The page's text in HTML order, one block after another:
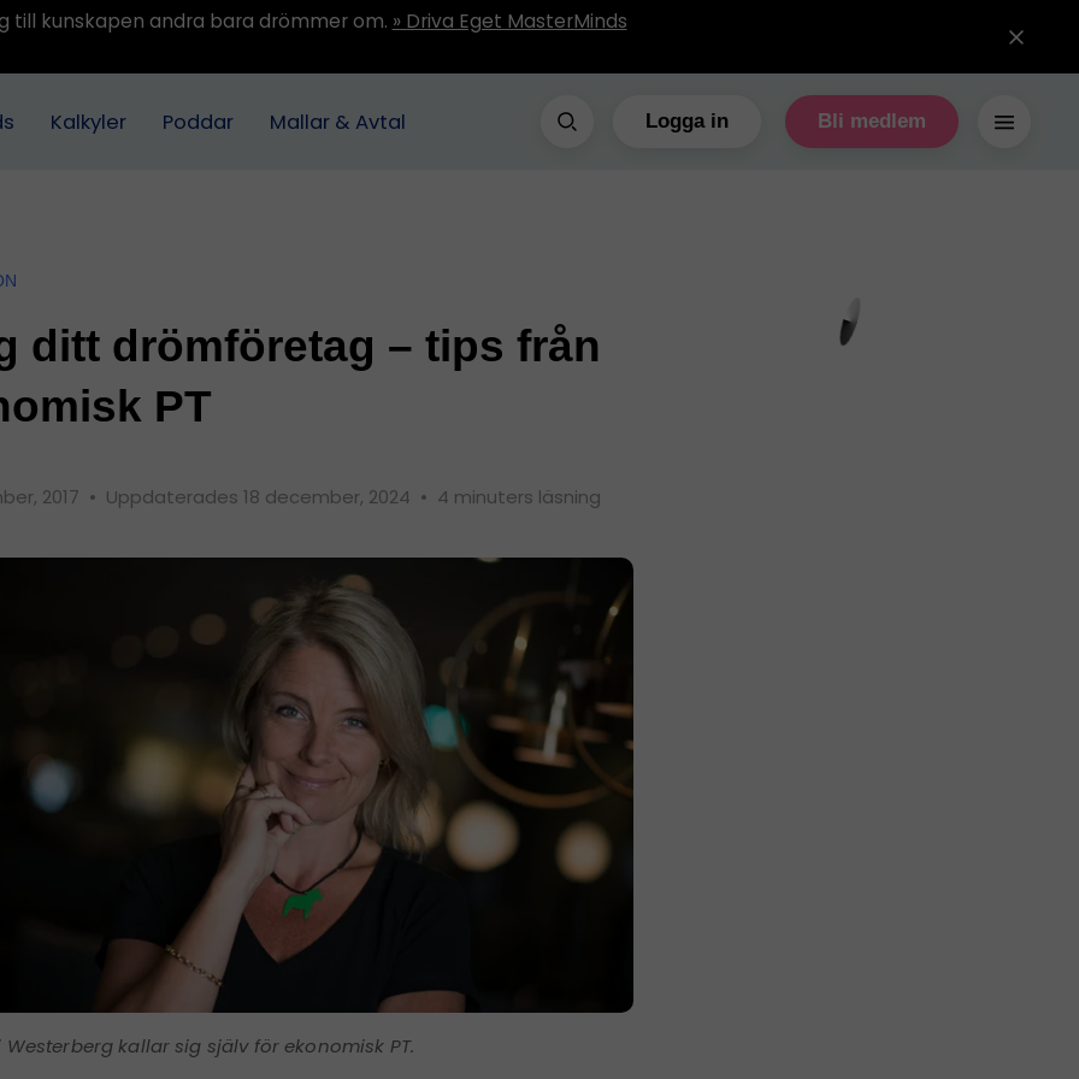
till kunskapen andra bara drömmer om. » Driva Eget MasterMinds
Kalkyler Poddar Mallar & Avtal Logga in Bli medlem
ditt drömföretag – tips från
PT
2017 • Uppdaterades 18 december, 2024 • 4 minuters läsning
Westerberg kallar sig själv för ekonomisk PT.